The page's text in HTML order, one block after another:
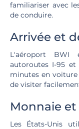
familiariser avec
de conduire.
Arrivée et
L'aéroport BWI
autoroutes I-95
minutes en
de visiter
Monnaie
Les États-Unis